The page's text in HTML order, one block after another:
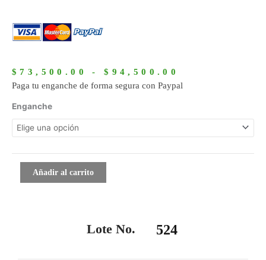
$73,500.00 - $ 94,500.00
precios:
hasta
$94,500.00
Paga tu enganche de forma segura con Paypal
Enganche
524
cantidad
Añadir al carrito
Lote No. 524